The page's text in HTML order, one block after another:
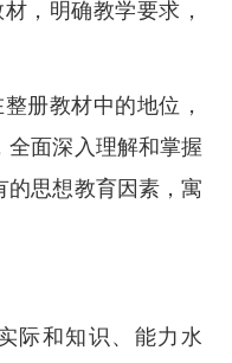
，明确教学要求，
册教材中的地位，
全面深入理解和掌握
的思想教育因素，寓
际和知识、能力水